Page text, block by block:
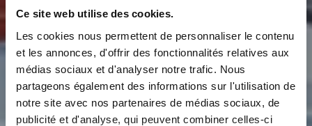
Ce site web utilise des cookies.
Les cookies nous permettent de personnaliser le contenu
et les annonces, d'offrir des fonctionnalités relatives aux
médias sociaux et d'analyser notre trafic. Nous
partageons également des informations sur l'utilisation de
notre site avec nos partenaires de médias sociaux, de
publicité et d'analyse, qui peuvent combiner celles-ci
RentaBike Mëllerdall -
Heringer Millen
Où? 1, Rue des Moulins, L-6245 Mullerthal